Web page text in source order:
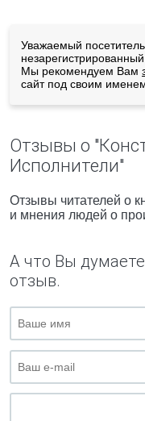
Уважаемый
Мы рекомендуем Вам
сайт под своим
Отзывы о
Исполнители"
Отзывы читателей о
и мнения людей о
А что Вы
отзыв.